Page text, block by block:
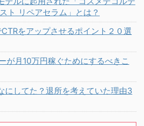
ト リペアセラム」とは？
をアップさせるポイント２０選
が月10万円稼ぐためにするべきこ
にしてた？退所を考えていた理由3